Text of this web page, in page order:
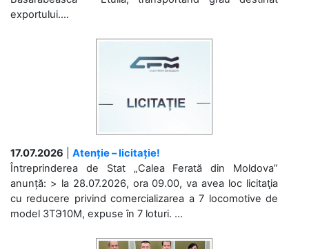
exportului....
17.07.2026
Atenție – licitație!
Întreprinderea de Stat „Calea Ferată din Moldova”
anunță: > la 28.07.2026, ora 09.00, va avea loc licitaţia
cu reducere privind comercializarea a 7 locomotive de
model 3ТЭ10М, expuse în 7 loturi. ...